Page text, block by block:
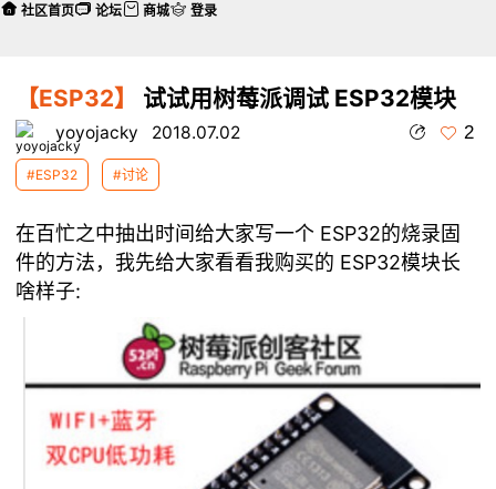
【ESP32】 试试用树莓派调试 ESP32模块
yoyojacky 2018.07.02 2
#ESP32 #讨论
在百忙之中抽出时间给大家写一个 ESP32的烧录固
件的方法，我先给大家看看我购买的 ESP32模块长
啥样子:
社区首页 论坛 商城 登录